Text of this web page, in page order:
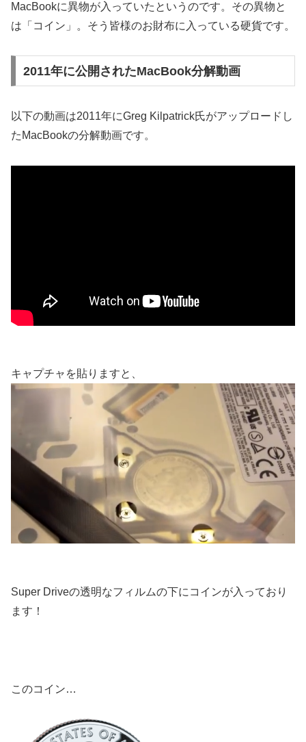
MacBookに異物が入っていたというのです。その異物と
は「コイン」。そう皆様のお財布に入っている硬貨です。
2011年に公開されたMacBook分解動画
以下の動画は2011年にGreg Kilpatrick氏がアップロードし
たMacBookの分解動画です。
キャプチャを貼りますと、
Super Driveの透明なフィルムの下にコインが入っており
ます！
このコイン…